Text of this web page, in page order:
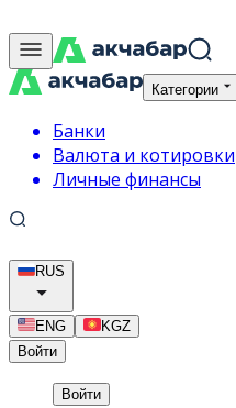
Категории
Банки
Валюта и котировки
Личные финансы
RUS
ENG
KGZ
Войти
Войти